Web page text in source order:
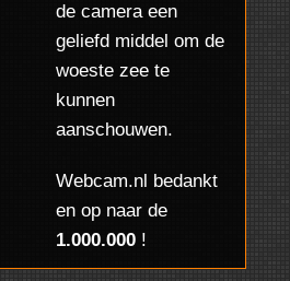
Ed Aldus
de camera een
geliefd middel om de
woeste zee te
kunnen
aanschouwen.
Webcam.nl bedankt
en op naar de
1.000.000 !